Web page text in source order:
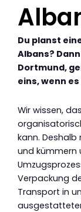
Du planst
Albans?
Dortmund,
eins, wenn
Wir wissen,
kann. Deshalb
und kümmern
Verpackung
Transport in